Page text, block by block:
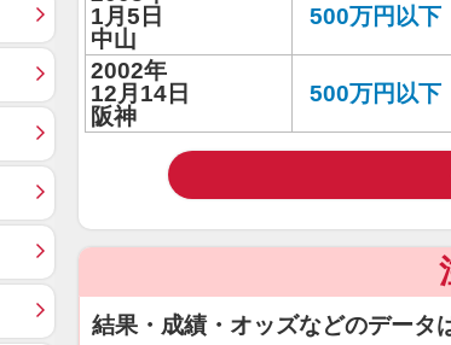
1月5日
中山
500万円以下
2002年
12月14日
阪神
500万円以下
結果・成績・オッズなどのデータ